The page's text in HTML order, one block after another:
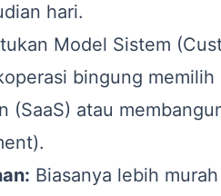
hari.
Model Sistem
bingung
(SaaS) atau
Biasanya lebih